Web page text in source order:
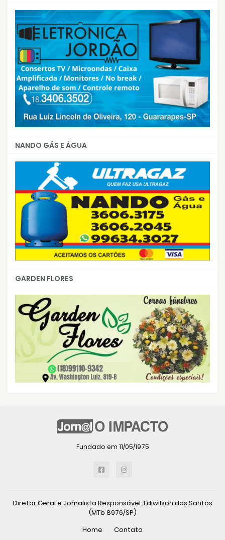
NANDO GÁS E ÁGUA
GARDEN FLORES
Fundado em 11/05/1975
Diretor Geral e Jornalista Responsável: Ediwilson dos Santos
(MTb 8976/SP)
Home
Contato